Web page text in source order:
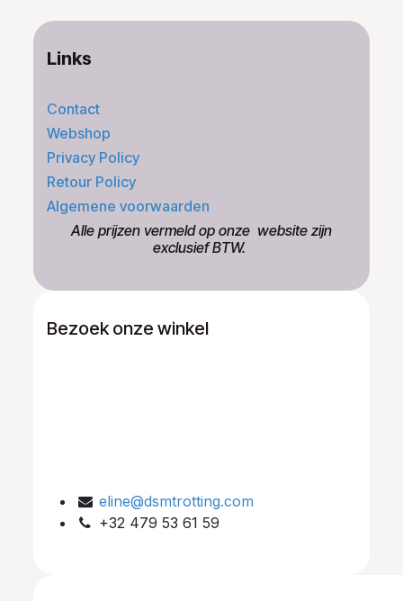
Links
Contact
Webshop
Privacy Policy
Retour Policy
Algemene voorwaarden
​Alle prijzen vermeld op onze ​website zijn
exclusief BTW.
Bezoek onze winkel
eline@dsmtrotting.com
+32 479 53 61 59